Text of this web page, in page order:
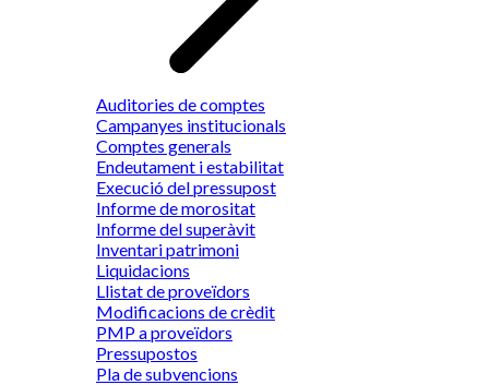
Auditories de comptes
Campanyes institucionals
Comptes generals
Endeutament i estabilitat
Execució del pressupost
Informe de morositat
Informe del superàvit
Inventari patrimoni
Liquidacions
Llistat de proveïdors
Modificacions de crèdit
PMP a proveïdors
Pressupostos
Pla de subvencions